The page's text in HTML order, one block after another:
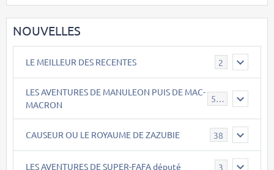
NOUVELLES
LE MEILLEUR DES RECENTES 2
LES AVENTURES DE MANULEON PUIS DE MAC-
MACRON
543
CAUSEUR OU LE ROYAUME DE ZAZUBIE 38
LES AVENTURES DE SUPER-FAFA député 3